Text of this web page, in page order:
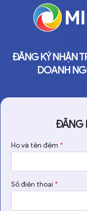
ĐĂNG KÝ NHẬN
DOANH
Họ và tên đệm *
Số điện thoại *
ĐĂNG